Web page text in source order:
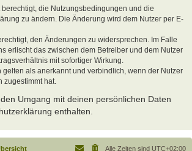
berechtigt, die Nutzungsbedingungen und die
zu ändern. Die Änderung wird dem Nutzer per E-
den Änderungen zu widersprechen. Im Falle
erlischt das zwischen dem Betreiber und dem Nutzer
mit sofortiger Wirkung.
gelten als anerkannt und verbindlich, wenn der Nutzer
zugestimmt hat.
Umgang mit deinen persönlichen Daten
enthalten.
Alle Zeiten sind UTC+02:00